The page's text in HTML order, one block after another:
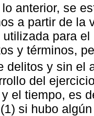
anterior, se
a partir de la
para
y términos,
delitos y sin el
del
el tiempo, es
si hubo